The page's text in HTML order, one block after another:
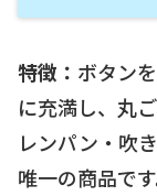
特徴： ボタン
に充満し、丸
レンパン・吹
唯一の商品で